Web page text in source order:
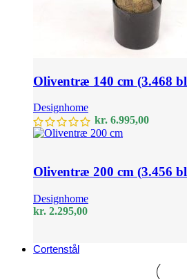
Oliventræ 140 cm (3.468
Designhome
kr. 6.995,00
Oliventræ 200 cm (3.456
Designhome
kr. 2.295,00
Cortenstål